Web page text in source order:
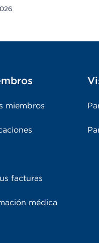
miembros
facturas
médica